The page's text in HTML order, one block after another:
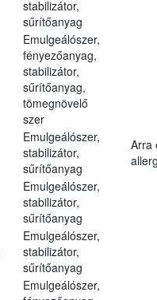
stabilizátor,
sűrítőanyag
Emulgeálószer,
fényezőanyag,
stabilizátor,
sűrítőanyag,
tömegnövelő
szer
Emulgeálószer,
stabilizátor,
sűrítőanyag
Arra
Emulgeálószer,
stabilizátor,
sűrítőanyag
Emulgeálószer,
stabilizátor,
sűrítőanyag
Emulgeálószer,